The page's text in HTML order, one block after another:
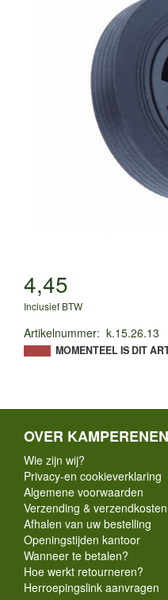
4,45
Inclusief BTW
Artikelnummer: k.15.26.13
MOMENTEEL IS DIT
OVER
Wie zijn wij?
Privacy-en cookieverklaring
Algemene voorwaarden
Verzending & verzendkosten
Afhalen van uw bestelling
Openingstijden kantoor
Wanneer te betalen?
Hoe werkt retourneren?
Herroepingslink aanvragen